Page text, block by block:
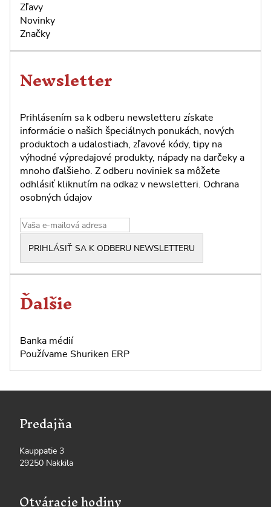
Zľavy
Novinky
Značky
Newsletter
Prihlásením sa k odberu newsletteru získate
informácie o našich špeciálnych ponukách, nových
produktoch a udalostiach, zľavové kódy, tipy na
výhodné výpredajové produkty, nápady na darčeky a
mnoho ďalšieho. Z odberu noviniek sa môžete
odhlásiť kliknutím na odkaz v newsletteri. Ochrana
osobných údajov
Ďalšie
Banka médií
Používame Shuriken ERP
Predajňa
Kauppatie 3
29250 Nakkila